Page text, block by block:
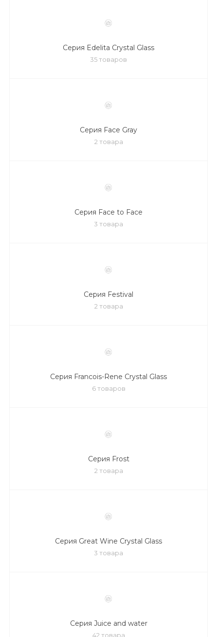
Серия Edelita Crystal Glass
35 товаров
Серия Face Gray
2 товара
Серия Face to Face
3 товара
Серия Festival
2 товара
Серия Francois-Rene Crystal Glass
6 товаров
Серия Frost
2 товара
Серия Great Wine Crystal Glass
3 товара
Серия Juice and water
42 товара